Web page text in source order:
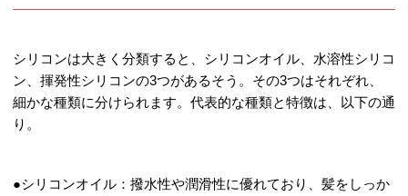
シリコンは大きく分類すると、シリコンオイル、水溶性シリコ
ン、揮発性シリコンの3つがあるそう。その3つはそれぞれ、
細かな種類に分けられます。代表的な種類と特徴は、以下の通
り。
●シリコンオイル：撥水性や潤滑性に優れており、髪をしっか